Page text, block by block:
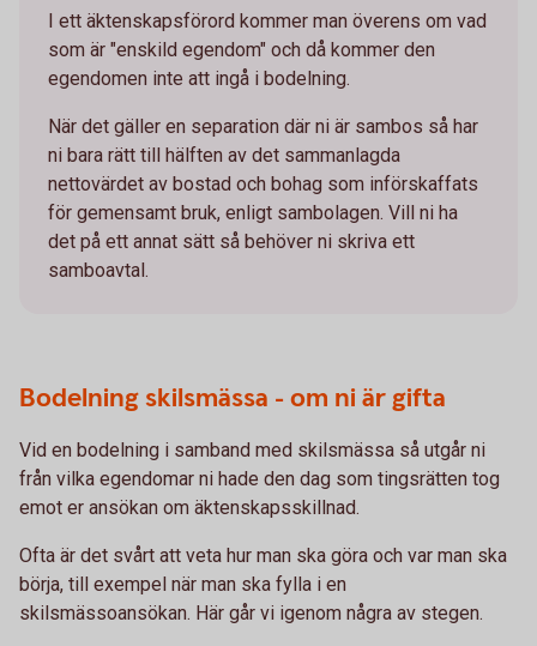
I ett äktenskapsförord kommer man överens om vad
som är "enskild egendom" och då kommer den
egendomen inte att ingå i bodelning.
När det gäller en separation där ni är sambos så har
ni bara rätt till hälften av det sammanlagda
nettovärdet av bostad och bohag som införskaffats
för gemensamt bruk, enligt sambolagen. Vill ni ha
det på ett annat sätt så behöver ni skriva ett
samboavtal.
Bodelning skilsmässa - om ni är gifta
Vid en bodelning i samband med skilsmässa så utgår ni
från vilka egendomar ni hade den dag som tingsrätten tog
emot er ansökan om äktenskapsskillnad.
Ofta är det svårt att veta hur man ska göra och var man ska
börja, till exempel när man ska fylla i en
skilsmässoansökan. Här går vi igenom några av stegen.